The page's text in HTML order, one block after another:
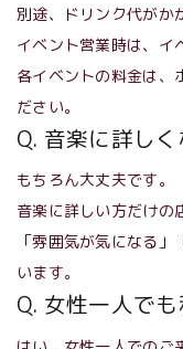
別途、ドリンク代がか
イベント営業時は、イ
各イベントの料金は、
ださい。
Q. 音楽に詳し
もちろん大丈夫です。
音楽に詳しい方だけの
「雰囲気が気になる
います。
Q. 女性一人で